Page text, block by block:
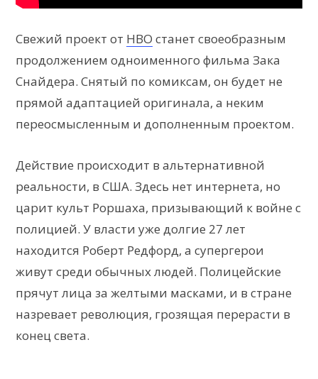
Свежий проект от HBO станет своеобразным
продолжением одноименного фильма Зака
Снайдера. Снятый по комиксам, он будет не
прямой адаптацией оригинала, а неким
переосмысленным и дополненным проектом.
Действие происходит в альтернативной
реальности, в США. Здесь нет интернета, но
царит культ Роршаха, призывающий к войне с
полицией. У власти уже долгие 27 лет
находится Роберт Редфорд, а супергерои
живут среди обычных людей. Полицейские
прячут лица за желтыми масками, и в стране
назревает революция, грозящая перерасти в
конец света.